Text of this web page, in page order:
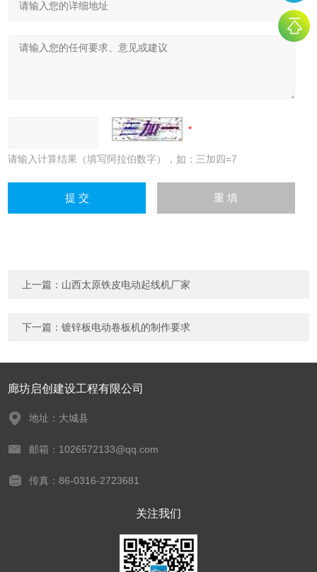
请输入计算结果（填写阿拉伯数字），如：三加四=7
上一篇： 山西太原铁皮电动起线机厂家
下一篇：镀锌板电动卷板机的制作要求
廊坊启创建设工程有限公司
地址：大城县
邮箱：1026572133@qq.com
传真：86-0316-2723681
关注我们